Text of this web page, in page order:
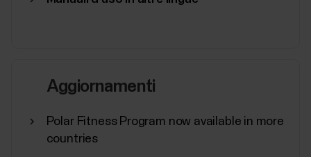
Qui sono elencati tutti i profili sport supportati da
20 profili sport alla volta per il tuo dispositivo Polar.
Per altre informazioni, vedi Come si modificano i
Aggiornamenti
Polar Fitness Program now available in more
countries